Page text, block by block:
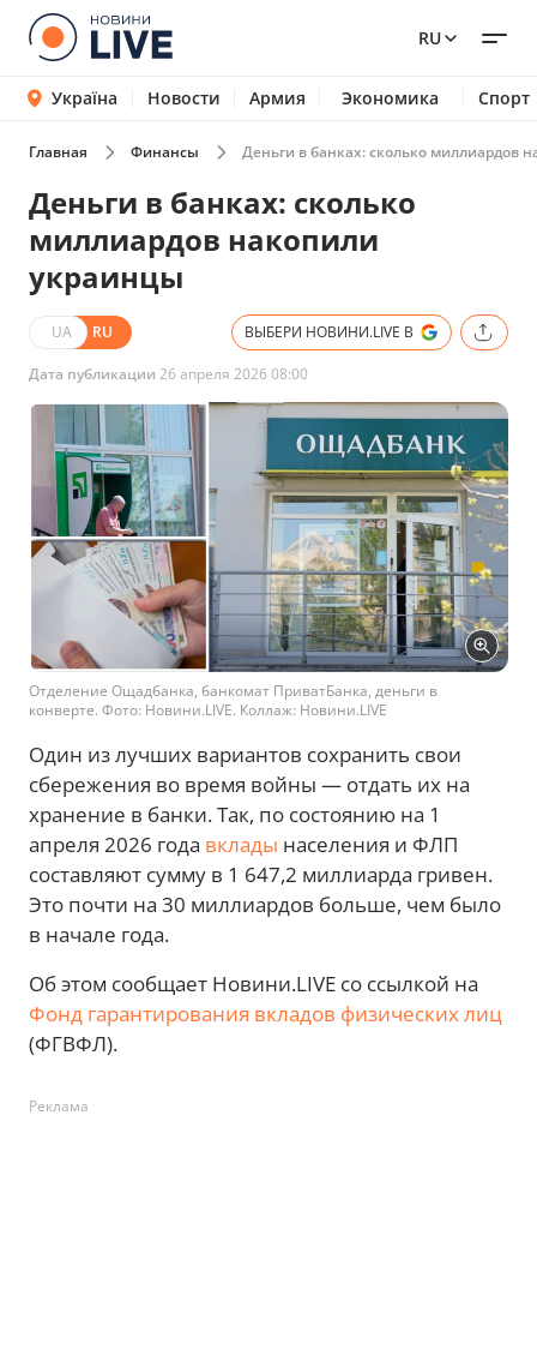
RU
Україна Новости Армия Экономика Спорт
Главная Финансы Деньги в банках: сколько миллиардов
Деньги в банках: сколько
миллиардов накопили
украинцы
UA RU ВЫБЕРИ НОВИНИ.LIVE В
Дата публикации 26 апреля 2026 08:00
Отделение Ощадбанка, банкомат ПриватБанка, деньги в
конверте. Фото: Новини.LIVE. Коллаж: Новини.LIVE
Один из лучших вариантов сохранить свои
сбережения во время войны — отдать их на
хранение в банки. Так, по состоянию на 1
апреля 2026 года вклады населения и ФЛП
составляют сумму в 1 647,2 миллиарда гривен.
Это почти на 30 миллиардов больше, чем было
в начале года.
Об этом сообщает Новини.LIVE со ссылкой на
Фонд гарантирования вкладов физических лиц
(ФГВФЛ).
Реклама